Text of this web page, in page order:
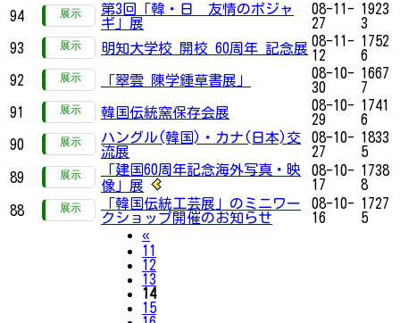
94
第3回「韓・日 友情のポジャ
ギ」展
08-11-
27
1923
3
93
明知大学校 開校 60周年 記念展 08-11-
12
1752
6
92
「翠雲 陳学鍾草書展」
08-10-
30
1667
7
91
韓国伝統窯保存会展
08-10-
29
1741
6
90
ハングル(韓国)・カナ(日本)交
流展
08-10-
27
1833
5
89
「建国60周年記念海外写真・映
像」展
08-10-
17
1738
8
88
「韓国伝統工芸展」のミニワー
クショップ開催のお知らせ
08-10-
16
1727
5
«Previous
11
12
13
14
15